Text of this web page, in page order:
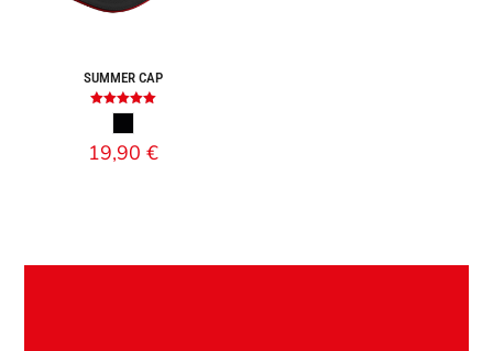
SUMMER CAP
Valutato
19,90 €